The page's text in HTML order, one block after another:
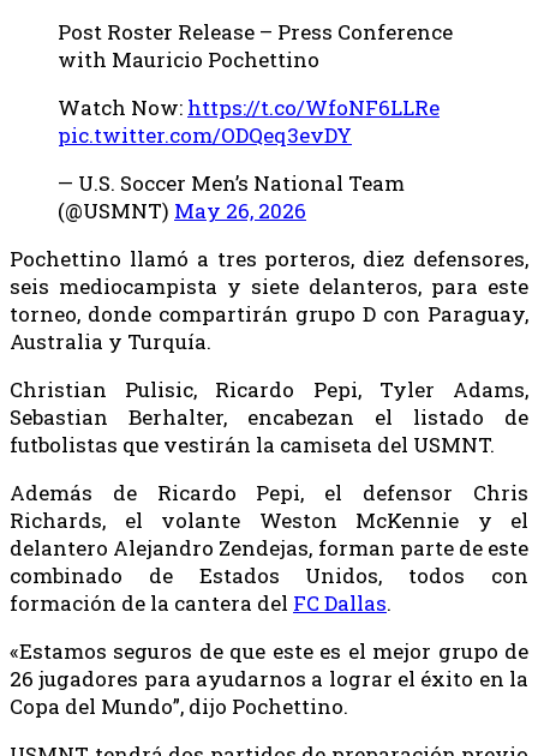
Post Roster Release – Press Conference
with Mauricio Pochettino
Watch Now: https://t.co/WfoNF6LLRe
pic.twitter.com/ODQeq3evDY
— U.S. Soccer Men’s National Team
(@USMNT) May 26, 2026
Pochettino llamó a tres porteros, diez defensores,
seis mediocampista y siete delanteros, para este
torneo, donde compartirán grupo D con Paraguay,
Australia y Turquía.
Christian Pulisic, Ricardo Pepi, Tyler Adams,
Sebastian Berhalter, encabezan el listado de
futbolistas que vestirán la camiseta del USMNT.
Además de Ricardo Pepi, el defensor Chris
Richards, el volante Weston McKennie y el
delantero Alejandro Zendejas, forman parte de este
combinado de Estados Unidos, todos con
formación de la cantera del FC Dallas.
«Estamos seguros de que este es el mejor grupo de
26 jugadores para ayudarnos a lograr el éxito en la
Copa del Mundo”, dijo Pochettino.